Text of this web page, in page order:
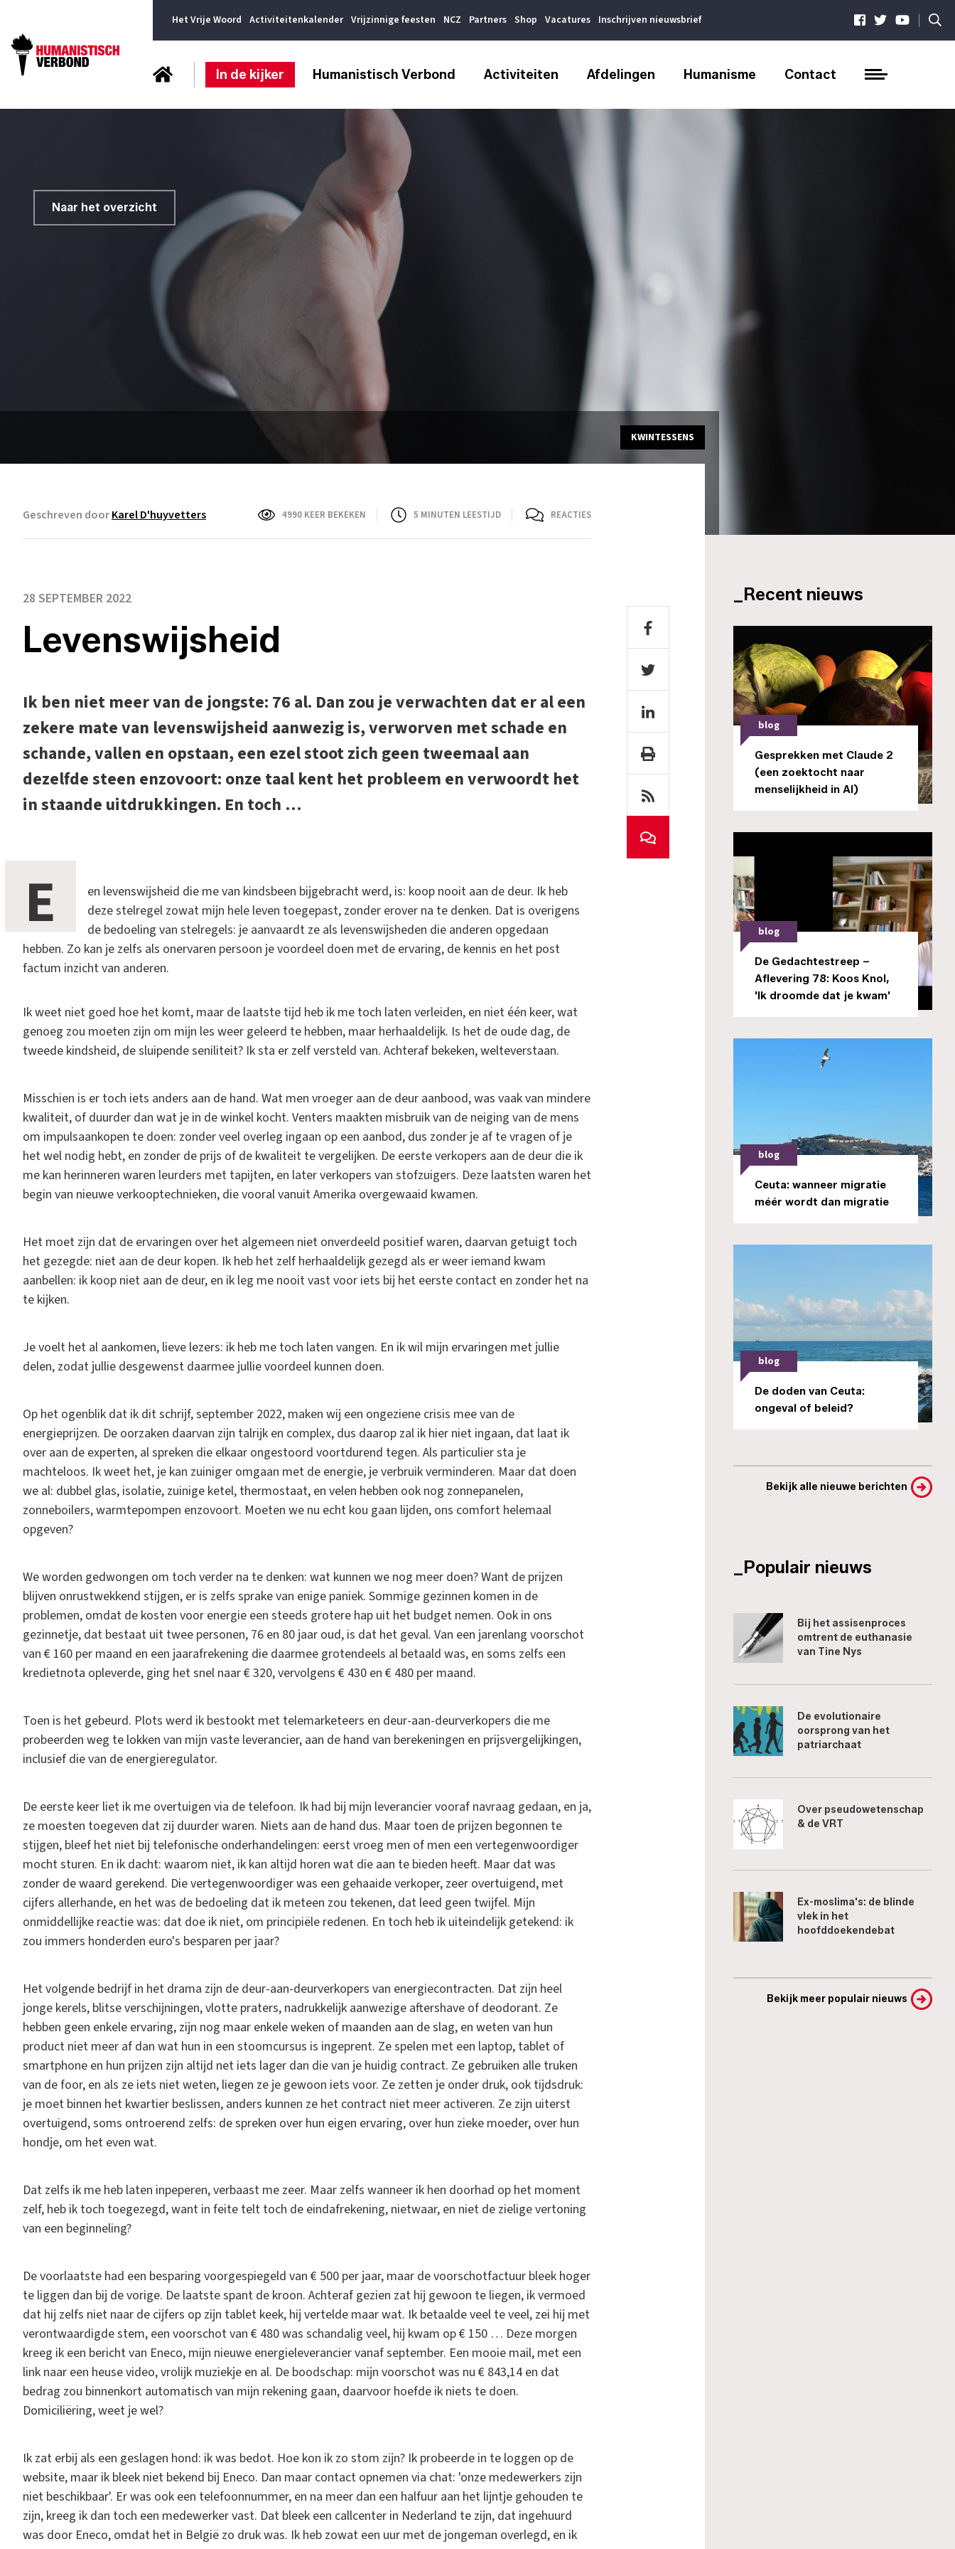
Het Vrije Woord Activiteitenkalender Vrijzinnige feesten NCZ Partners Shop Vacatures Inschrijven nieuwsbrief |
In de kijker Humanistisch Verbond Activiteiten Afdelingen Humanisme Contact
Naar het overzicht
KWINTESSENS
Geschreven doorKarel D'huyvetters 4990 KEER BEKEKEN 5 MINUTEN LEESTIJD REACTIES
28 SEPTEMBER 2022
Levenswijsheid
Ik ben niet meer van de jongste: 76 al. Dan zou je verwachten dat er al een
zekere mate van levenswijsheid aanwezig is, verworven met schade en
schande, vallen en opstaan, een ezel stoot zich geen tweemaal aan
dezelfde steen enzovoort: onze taal kent het probleem en verwoordt het
in staande uitdrukkingen. En toch …
E
en levenswijsheid die me van kindsbeen bijgebracht werd, is: koop nooit aan de deur. Ik heb
deze stelregel zowat mijn hele leven toegepast, zonder erover na te denken. Dat is overigens
de bedoeling van stelregels: je aanvaardt ze als levenswijsheden die anderen opgedaan
hebben. Zo kan je zelfs als onervaren persoon je voordeel doen met de ervaring, de kennis en het post
factum inzicht van anderen.
Ik weet niet goed hoe het komt, maar de laatste tijd heb ik me toch laten verleiden, en niet één keer, wat
genoeg zou moeten zijn om mijn les weer geleerd te hebben, maar herhaaldelijk. Is het de oude dag, de
tweede kindsheid, de sluipende seniliteit? Ik sta er zelf versteld van. Achteraf bekeken, welteverstaan.
Misschien is er toch iets anders aan de hand. Wat men vroeger aan de deur aanbood, was vaak van mindere
kwaliteit, of duurder dan wat je in de winkel kocht. Venters maakten misbruik van de neiging van de mens
om impulsaankopen te doen: zonder veel overleg ingaan op een aanbod, dus zonder je af te vragen of je
het wel nodig hebt, en zonder de prijs of de kwaliteit te vergelijken. De eerste verkopers aan de deur die ik
me kan herinneren waren leurders met tapijten, en later verkopers van stofzuigers. Deze laatsten waren het
begin van nieuwe verkooptechnieken, die vooral vanuit Amerika overgewaaid kwamen.
Het moet zijn dat de ervaringen over het algemeen niet onverdeeld positief waren, daarvan getuigt toch
het gezegde: niet aan de deur kopen. Ik heb het zelf herhaaldelijk gezegd als er weer iemand kwam
aanbellen: ik koop niet aan de deur, en ik leg me nooit vast voor iets bij het eerste contact en zonder het na
te kijken.
Je voelt het al aankomen, lieve lezers: ik heb me toch laten vangen. En ik wil mijn ervaringen met jullie
delen, zodat jullie desgewenst daarmee jullie voordeel kunnen doen.
Op het ogenblik dat ik dit schrijf, september 2022, maken wij een ongeziene crisis mee van de
energieprijzen. De oorzaken daarvan zijn talrijk en complex, dus daarop zal ik hier niet ingaan, dat laat ik
over aan de experten, al spreken die elkaar ongestoord voortdurend tegen. Als particulier sta je
machteloos. Ik weet het, je kan zuiniger omgaan met de energie, je verbruik verminderen. Maar dat doen
we al: dubbel glas, isolatie, zuinige ketel, thermostaat, en velen hebben ook nog zonnepanelen,
zonneboilers, warmtepompen enzovoort. Moeten we nu echt kou gaan lijden, ons comfort helemaal
opgeven?
We worden gedwongen om toch verder na te denken: wat kunnen we nog meer doen? Want de prijzen
blijven onrustwekkend stijgen, er is zelfs sprake van enige paniek. Sommige gezinnen komen in de
problemen, omdat de kosten voor energie een steeds grotere hap uit het budget nemen. Ook in ons
gezinnetje, dat bestaat uit twee personen, 76 en 80 jaar oud, is dat het geval. Van een jarenlang voorschot
van € 160 per maand en een jaarafrekening die daarmee grotendeels al betaald was, en soms zelfs een
kredietnota opleverde, ging het snel naar € 320, vervolgens € 430 en € 480 per maand.
Toen is het gebeurd. Plots werd ik bestookt met telemarketeers en deur-aan-deurverkopers die me
probeerden weg te lokken van mijn vaste leverancier, aan de hand van berekeningen en prijsvergelijkingen,
inclusief die van de energieregulator.
De eerste keer liet ik me overtuigen via de telefoon. Ik had bij mijn leverancier vooraf navraag gedaan, en ja,
ze moesten toegeven dat zij duurder waren. Niets aan de hand dus. Maar toen de prijzen begonnen te
stijgen, bleef het niet bij telefonische onderhandelingen: eerst vroeg men of men een vertegenwoordiger
mocht sturen. En ik dacht: waarom niet, ik kan altijd horen wat die aan te bieden heeft. Maar dat was
zonder de waard gerekend. Die vertegenwoordiger was een gehaaide verkoper, zeer overtuigend, met
cijfers allerhande, en het was de bedoeling dat ik meteen zou tekenen, dat leed geen twijfel. Mijn
onmiddellijke reactie was: dat doe ik niet, om principiële redenen. En toch heb ik uiteindelijk getekend: ik
zou immers honderden euro's besparen per jaar?
Het volgende bedrijf in het drama zijn de deur-aan-deurverkopers van energiecontracten. Dat zijn heel
jonge kerels, blitse verschijningen, vlotte praters, nadrukkelijk aanwezige aftershave of deodorant. Ze
hebben geen enkele ervaring, zijn nog maar enkele weken of maanden aan de slag, en weten van hun
product niet meer af dan wat hun in een stoomcursus is ingeprent. Ze spelen met een laptop, tablet of
smartphone en hun prijzen zijn altijd net iets lager dan die van je huidig contract. Ze gebruiken alle truken
van de foor, en als ze iets niet weten, liegen ze je gewoon iets voor. Ze zetten je onder druk, ook tijdsdruk:
je moet binnen het kwartier beslissen, anders kunnen ze het contract niet meer activeren. Ze zijn uiterst
overtuigend, soms ontroerend zelfs: de spreken over hun eigen ervaring, over hun zieke moeder, over hun
hondje, om het even wat.
Dat zelfs ik me heb laten inpeperen, verbaast me zeer. Maar zelfs wanneer ik hen doorhad op het moment
zelf, heb ik toch toegezegd, want in feite telt toch de eindafrekening, nietwaar, en niet de zielige vertoning
van een beginneling?
De voorlaatste had een besparing voorgespiegeld van € 500 per jaar, maar de voorschotfactuur bleek hoger
te liggen dan bij de vorige. De laatste spant de kroon. Achteraf gezien zat hij gewoon te liegen, ik vermoed
dat hij zelfs niet naar de cijfers op zijn tablet keek, hij vertelde maar wat. Ik betaalde veel te veel, zei hij met
verontwaardigde stem, een voorschot van € 480 was schandalig veel, hij kwam op € 150 … Deze morgen
kreeg ik een bericht van Eneco, mijn nieuwe energieleverancier vanaf september. Een mooie mail, met een
link naar een heuse video, vrolijk muziekje en al. De boodschap: mijn voorschot was nu € 843,14 en dat
bedrag zou binnenkort automatisch van mijn rekening gaan, daarvoor hoefde ik niets te doen.
Domiciliëring, weet je wel?
Ik zat erbij als een geslagen hond: ik was bedot. Hoe kon ik zo stom zijn? Ik probeerde in te loggen op de
website, maar ik bleek niet bekend bij Eneco. Dan maar contact opnemen via chat: 'onze medewerkers zijn
niet beschikbaar'. Er was ook een telefoonnummer, en na meer dan een halfuur aan het lijntje gehouden te
zijn, kreeg ik dan toch een medewerker vast. Dat bleek een callcenter in Nederland te zijn, dat ingehuurd
was door Eneco, omdat het in België zo druk was. Ik heb zowat een uur met de jongeman overlegd, en ik
_Recent nieuws
blog
Gesprekken met Claude 2
(een zoektocht naar
menselijkheid in AI)
blog
De Gedachtestreep –
Aflevering 78: Koos Knol,
'Ik droomde dat je kwam'
blog
Ceuta: wanneer migratie
méér wordt dan migratie
blog
De doden van Ceuta:
ongeval of beleid?
Bekijk alle nieuwe berichten
_Populair nieuws
Bij het assisenproces
omtrent de euthanasie
van Tine Nys
De evolutionaire
oorsprong van het
patriarchaat
Over pseudowetenschap
& de VRT
Ex-moslima's: de blinde
vlek in het
hoofddoekendebat
Bekijk meer populair nieuws